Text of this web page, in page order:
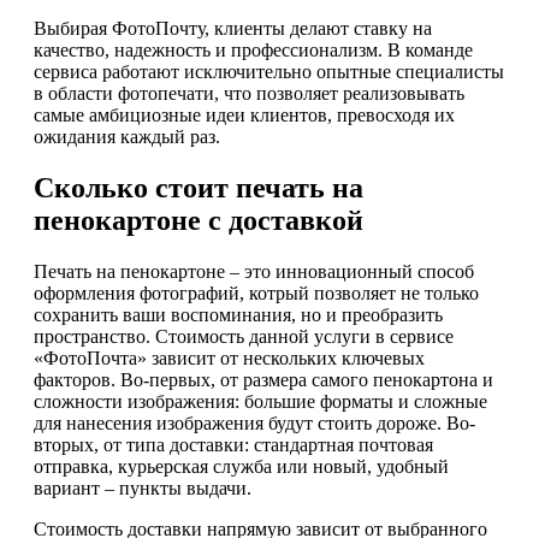
Выбирая ФотоПочту, клиенты делают ставку на
качество, надежность и профессионализм. В команде
сервиса работают исключительно опытные специалисты
в области фотопечати, что позволяет реализовывать
самые амбициозные идеи клиентов, превосходя их
ожидания каждый раз.
Сколько стоит печать на
пенокартоне с доставкой
Печать на пенокартоне – это инновационный способ
оформления фотографий, котрый позволяет не только
сохранить ваши воспоминания, но и преобразить
пространство. Стоимость данной услуги в сервисе
«ФотоПочта» зависит от нескольких ключевых
факторов. Во-первых, от размера самого пенокартона и
сложности изображения: большие форматы и сложные
для нанесения изображения будут стоить дороже. Во-
вторых, от типа доставки: стандартная почтовая
отправка, курьерская служба или новый, удобный
вариант – пункты выдачи.
Стоимость доставки напрямую зависит от выбранного